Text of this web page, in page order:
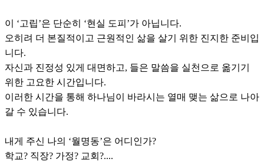
이 ‘고립’은 단순히 ‘현실 도피’가 아닙니다.
오히려 더 본질적이고 근원적인 삶을 살기 위한 진지한 준비입
니다.
자신과 진정성 있게 대면하고, 들은 말씀을 실천으로 옮기기
위한 고요한 시간입니다.
이러한 시간을 통해 하나님이 바라시는 열매 맺는 삶으로 나아
갈 수 있습니다.
내게 주신 나의 ‘월명동’은 어디인가?
학교? 직장? 가정? 교회?....